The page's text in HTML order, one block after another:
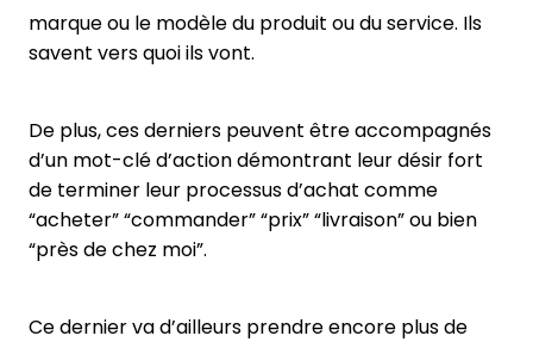
marque ou le modèle du produit ou du service. Ils
savent vers quoi ils vont.
De plus, ces derniers peuvent être accompagnés
d’un mot-clé d’action démontrant leur désir fort
de terminer leur processus d’achat comme
“acheter” “commander” “prix” “livraison” ou bien
“près de chez moi”.
Ce dernier va d’ailleurs prendre encore plus de